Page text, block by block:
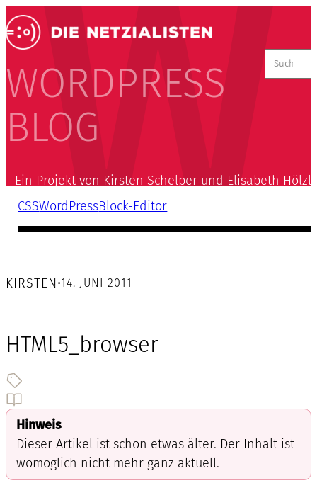
WORDPRESS
BLOG
nach:
Ein Projekt von Kirsten Schelper und Elisabeth Hölzl
CSSWordPressBlock-Editor
KIRSTEN•14. JUNI 2011
HTML5_browser
Hinweis
Dieser Artikel ist schon etwas älter. Der Inhalt ist
womöglich nicht mehr ganz aktuell.